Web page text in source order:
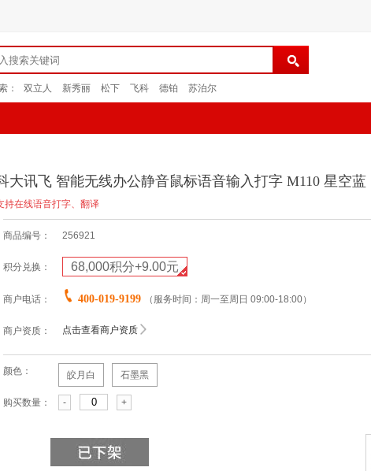
： 双立人 新秀丽 松下 飞科 德铂 苏泊尔
大讯飞 智能无线办公静音鼠标语音输入打字 M110 星空蓝
持在线语音打字、翻译
商品编号： 256921
积分兑换： 68,000积分+9.00元
商户电话： 400-019-9199 （服务时间：周一至周日 09:00-18:00）
商户资质： 点击查看商户资质
颜色： 皎月白 石墨黑
购买数量： - +